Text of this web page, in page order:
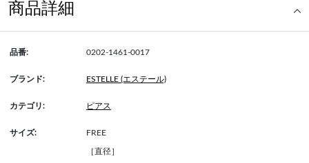
商品詳細
品番: 0202-1461-0017
ブランド: ESTELLE (エステール)
カテゴリ: ピアス
サイズ: FREE
［直径］